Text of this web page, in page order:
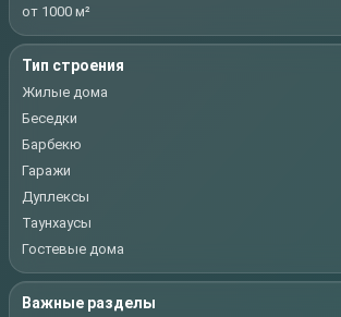
от 1000 м²
Тип строения
Жилые дома
Беседки
Барбекю
Гаражи
Дуплексы
Таунхаусы
Гостевые дома
Важные разделы